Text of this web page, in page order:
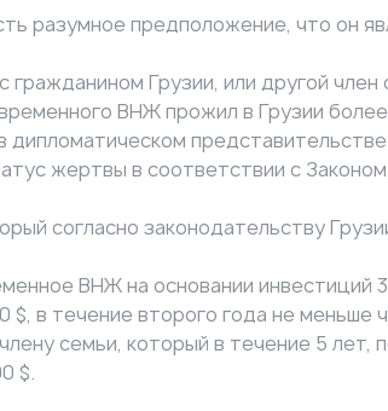
разумное предположение, что он
Грузии, или другой
ВНЖ прожил в Грузии
дипломатическом
жертвы в соответствии с
согласно законодательству
ВНЖ на основании инвестиций
в течение второго года не
семьи, который в течение 5 лет,
$.